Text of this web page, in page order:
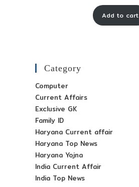
price
was:
Add to cart
Category
Computer
Current Affairs
Exclusive GK
Family ID
Haryana Current affair
Haryana Top News
Haryana Yojna
India Current Affair
India Top News